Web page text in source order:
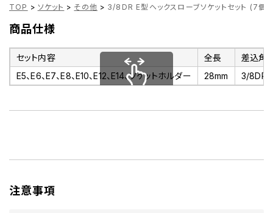
TOP > ソケット > その他 > 3/8DR E型ヘックスローブソケットセット (7個
商品仕様
セット内容 全長
差込角
E5、E6、E7、E8、E10、E12、E14、ソケットホルダー
28mm 3/
注意事項